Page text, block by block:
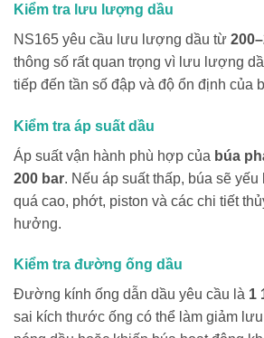
Kiểm tra lưu lượng dầu
NS165 yêu cầu lưu lượng dầu từ
thông số rất quan trọng vì lưu lượng
tiếp đến tần số đập và độ ổn định của
Kiểm tra áp suất dầu
Áp suất vận hành phù hợp của búa
200 bar. Nếu áp suất thấp, búa sẽ
quá cao, phớt, piston và các chi tiết
hưởng.
Kiểm tra đường ống dầu
Đường kính ống dẫn dầu yêu cầu là 1
sai kích thước ống có thể làm giảm